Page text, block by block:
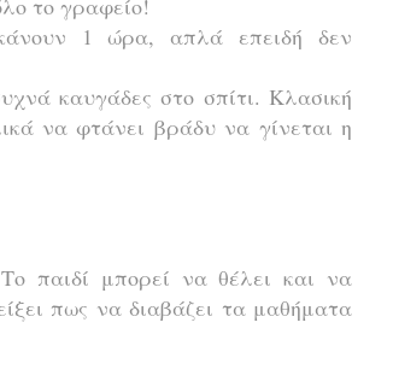
το γραφείο!
1 ώρα, απλά επειδή δεν
καυγάδες στο σπίτι. Κλασική
να φτάνει βράδυ να γίνεται η
παιδί μπορεί να θέλει και να
πως να διαβάζει τα μαθήματα